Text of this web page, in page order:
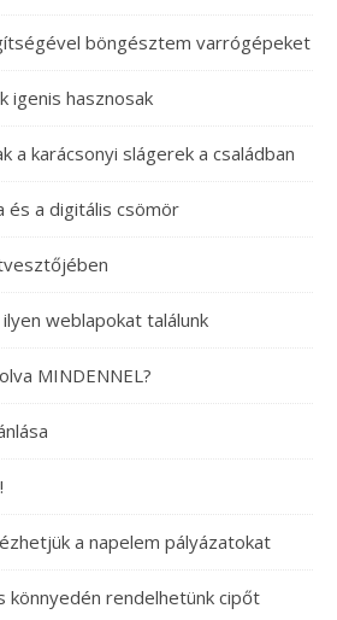
böngésztem varrógépeket
igenis hasznosak
a karácsonyi slágerek a családban
és a digitális csömör
weblapokat találunk
MINDENNEL?
a napelem pályázatokat
könnyedén rendelhetünk cipőt